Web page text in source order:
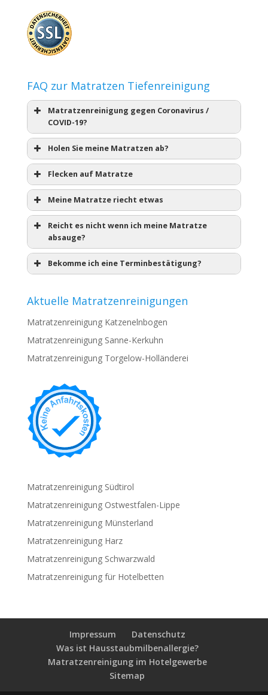
FAQ zur Matratzen Tiefenreinigung
Matratzenreinigung gegen Coronavirus /
COVID-19?
Holen Sie meine Matratzen ab?
Flecken auf Matratze
Meine Matratze riecht etwas
Reicht es nicht wenn ich meine Matratze
absauge?
Bekomme ich eine Terminbestätigung?
Aktuelle Matratzenreinigungen
Matratzenreinigung Katzenelnbogen
Matratzenreinigung Sanne-Kerkuhn
Matratzenreinigung Torgelow-Holländerei
Matratzenreinigung Südtirol
Matratzenreinigung Ostwestfalen-Lippe
Matratzenreinigung Münsterland
Matratzenreinigung Harz
Matratzenreinigung Schwarzwald
Matratzenreinigung für Hotelbetten
Impressum
Datenschutz
Was ist Hausstaubmilbenallergie?
Matratzenreinigung im Hotelgewerbe
Sitemap